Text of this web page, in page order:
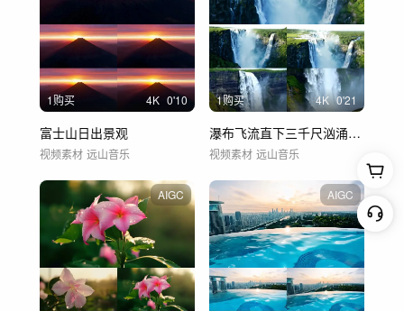
1购买 4K 0'10
富士山日出景观
视频素材 远山音乐
1购买 4K 0'21
瀑布飞流直下三千尺汹涌澎湃大气震撼
视频素材 远山音乐
AIGC AIGC